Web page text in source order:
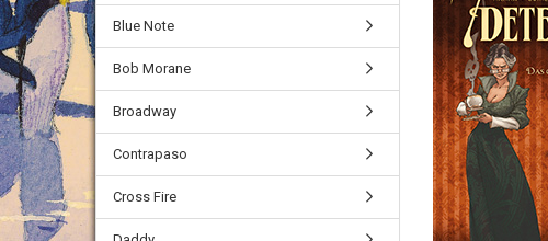
Blue Note
Bob Morane
Broadway
Contrapaso
Cross Fire